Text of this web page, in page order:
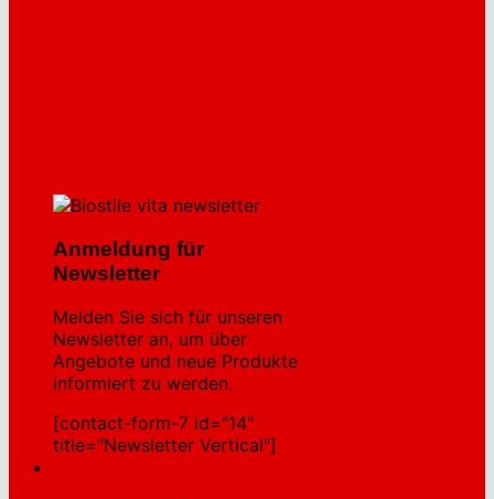
Anmeldung für
Newsletter
Melden Sie sich für unseren
Newsletter an, um über
Angebote und neue Produkte
informiert zu werden.
[contact-form-7 id="14"
title="Newsletter Vertical"]